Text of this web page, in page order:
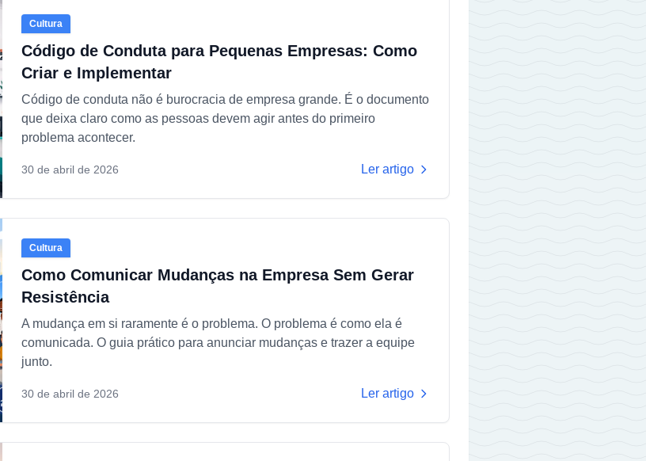
Cultura
Código de Conduta para Pequenas Empresas: Como
Criar e Implementar
Código de conduta não é burocracia de empresa grande. É o documento
que deixa claro como as pessoas devem agir antes do primeiro
problema acontecer.
30 de abril de 2026 Ler artigo
Cultura
Como Comunicar Mudanças na Empresa Sem Gerar
Resistência
A mudança em si raramente é o problema. O problema é como ela é
comunicada. O guia prático para anunciar mudanças e trazer a equipe
junto.
30 de abril de 2026 Ler artigo